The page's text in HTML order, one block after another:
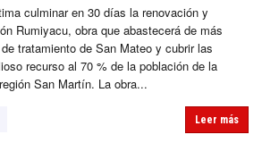
culminar en 30 días la renovación y
Rumiyacu, obra que abastecerá de más
tratamiento de San Mateo y cubrir las
recurso al 70 % de la población de la
San Martín. La obra...
Leer más